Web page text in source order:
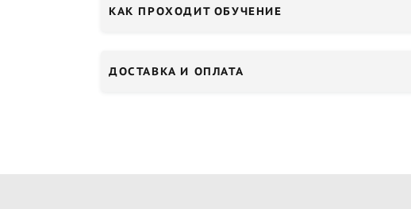
КАК ПРОХОДИТ ОБУЧЕНИЕ
ДОСТАВКА И ОПЛАТА